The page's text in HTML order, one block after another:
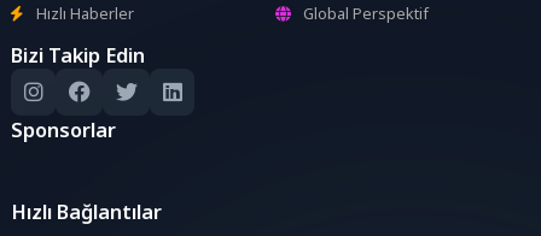
Hızlı Haberler
Global Perspektif
Bizi Takip Edin
Sponsorlar
Hızlı Bağlantılar